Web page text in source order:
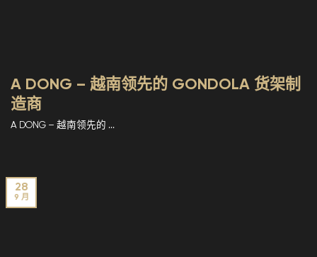
A DONG – 越南领先的 GONDOLA 货架制
造商
A DONG – 越南领先的 ...
28
9 月